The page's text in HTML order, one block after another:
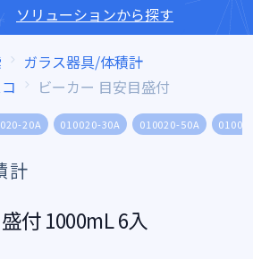
ソリューションから探す
ガラス器具/体積計
ビーカー 目安目盛付
20A 010020-30A 010020-50A
計
付 1000mL 6入